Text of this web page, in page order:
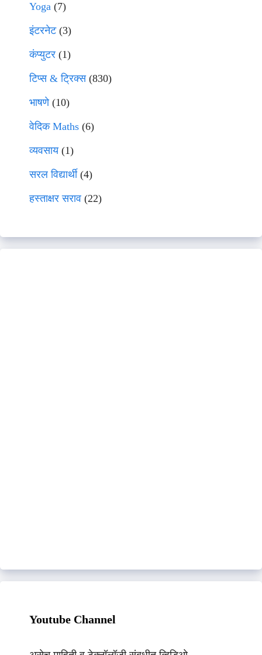
Yoga (7)
इंटरनेट(3)
कंप्युटर (1)
टिप्स & ट्रिक्स(830)
भाषणे(10)
वेदिक Maths (6)
व्यवसाय(1)
सरल विद्यार्थी(4)
हस्ताक्षर सराव (22)
Youtube Channel